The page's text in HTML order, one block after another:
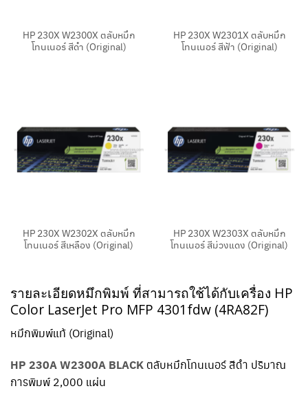
HP 230X W2300X ตลับหมึก
โทนเนอร์ สีดำ (Original)
HP 230X W2301X ตลับหมึก
โทนเนอร์ สีฟ้า (Original)
HP 230X W2302X ตลับหมึก
โทนเนอร์ สีเหลือง (Original)
HP 230X W2303X ตลับหมึก
โทนเนอร์ สีม่วงแดง (Original)
รายละเอียดหมึกพิมพ์ ที่สามารถใช้ได้กับเครื่อง HP
Color LaserJet Pro MFP 4301fdw (4RA82F)
หมึกพิมพ์แท้ (Original)
HP 230A W2300A BLACK ตลับหมึกโทนเนอร์ สีดำ ปริมาณ
การพิมพ์ 2,000 แผ่น